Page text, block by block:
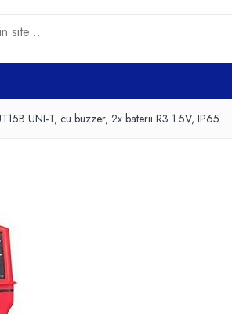
UNI-T, cu buzzer, 2x baterii R3 1.5V, IP65